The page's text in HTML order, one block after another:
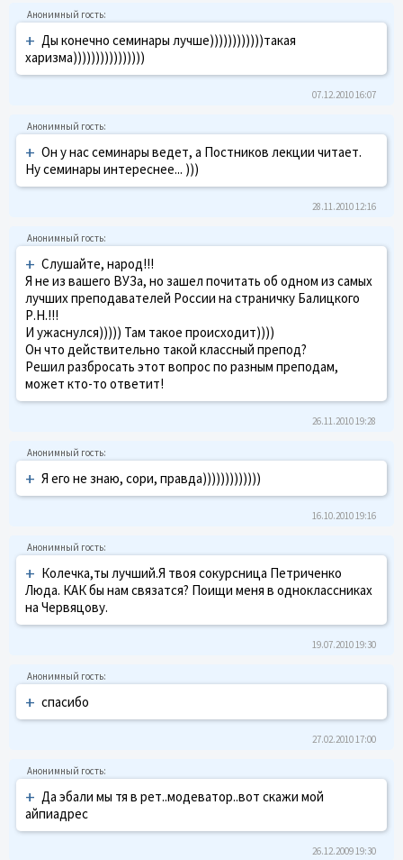
+ Ды конечно семинары лучше))))))))))))такая
харизма))))))))))))))))
07.12.2010 16:07
+ Он у нас семинары ведет, а Постников лекции читает.
Ну семинары интереснее... )))
28.11.2010 12:16
+ Слушайте, народ!!!
Я не из вашего ВУЗа, но зашел почитать об одном из самых
лучших преподавателей России на страничку Балицкого
Р.Н.!!!
И ужаснулся))))) Там такое происходит))))
Он что действительно такой классный препод?
Решил разбросать этот вопрос по разным преподам,
может кто-то ответит!
26.11.2010 19:28
+ Я его не знаю, сори, правда)))))))))))))
16.10.2010 19:16
+ Колечка,ты лучший.Я твоя сокурсница Петриченко
Люда. КАК бы нам связатся? Поищи меня в одноклассниках
на Червяцову.
19.07.2010 19:30
+ спасибо
27.02.2010 17:00
+ Да эбали мы тя в рет..модеватор..вот скажи мой
айпиадрес
26.12.2009 19:30